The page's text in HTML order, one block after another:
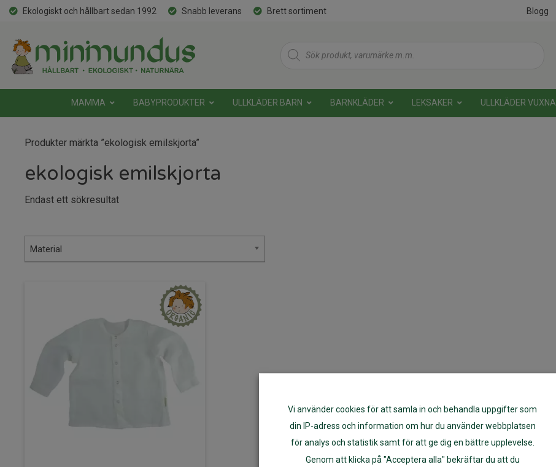
Ekologiskt och hållbart sedan 1992 Snabb leverans Brett sortiment Blogg
Products
search
MAMMA BABYPRODUKTER ULLKLÄDER BARN BARNKLÄDER LEKSAKER ULLKLÄDER VUXNA
Produkter märkta ”ekologisk emilskjorta”
ekologisk emilskjorta
Endast ett sökresultat
Material
Vi använder cookies för att samla in och behandla uppgifter som
din IP-adress och information om hur du använder webbplatsen
för analys och statistik samt för att ge dig en bättre upplevelse.
Genom att klicka på "Acceptera alla" bekräftar du att du